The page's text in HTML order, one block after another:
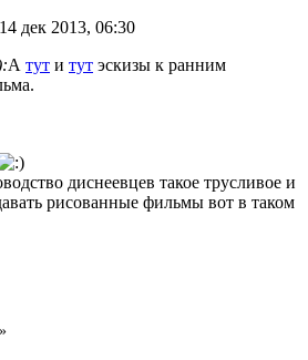
дек 2013, 06:30
А тут и тут эскизы к ранним
диснеевцев такое трусливое и
рисованные фильмы вот в таком